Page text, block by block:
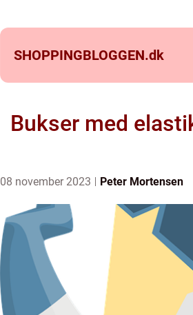
SHOPPINGBLOGGEN.dk
Bukser med
08 november 2023 Peter Mortensen